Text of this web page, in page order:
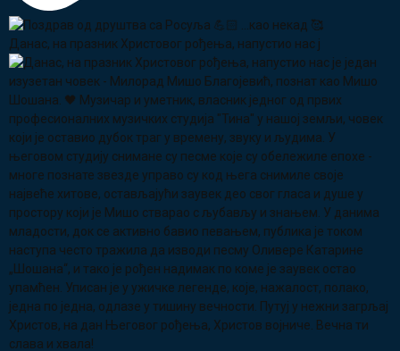
Данас, на празник Христовог рођења, напустио нас ј